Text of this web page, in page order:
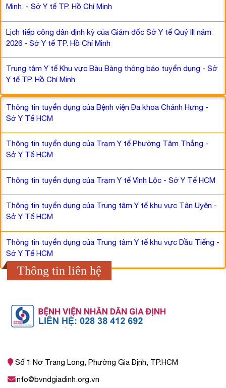
Minh. - Sở Y tế TP. Hồ Chí Minh
Lịch tiếp công dân định kỳ của Giám đốc Sở Y tế Quý III năm
2026 - Sở Y tế TP. Hồ Chí Minh
Trung tâm Y tế Khu vực Bàu Bàng thông báo tuyển dụng - Sở
Y tế TP. Hồ Chí Minh
Thông tin tuyển dụng của Bệnh viện Đa khoa Chánh Hưng -
Sở Y Tế HCM
Thông tin tuyển dụng của Trạm Y tế Phường Tâm Thắng -
Sở Y Tế HCM
Thông tin tuyển dụng của Trạm Y tế Vĩnh Lộc - Sở Y Tế HCM
Thông tin tuyển dụng của Trung tâm Y tế khu vực Tân Uyên -
Sở Y Tế HCM
Thông tin tuyển dụng của Trung tâm Y tế khu vực Dầu Tiếng -
Sở Y Tế HCM
Thông tin liên hệ
Số 1 Nơ Trang Long, Phường Gia Định, TP.HCM
info@bvndgiadinh.org.vn